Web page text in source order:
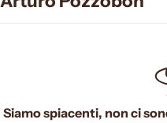
Siamo spiacenti, non ci